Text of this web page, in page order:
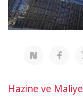
Hazine ve